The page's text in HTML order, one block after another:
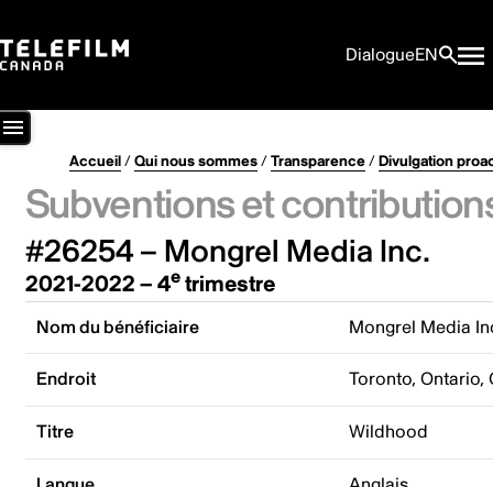
DialogueEN
Accueil/Qui nous sommes/Transparence/Divulgation
Subventions et
#26254 – Mongrel Media Inc.
2021-2022 – 4etrimestre
Nom du bénéficiaire Mongrel Media
Endroit Toronto, Ontario,
Titre Wildhood